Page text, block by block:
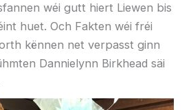
wéi gutt hiert Liewen bis
huet. Och Fakten wéi fréi
kënnen net verpasst ginn
Dannielynn Birkhead säi